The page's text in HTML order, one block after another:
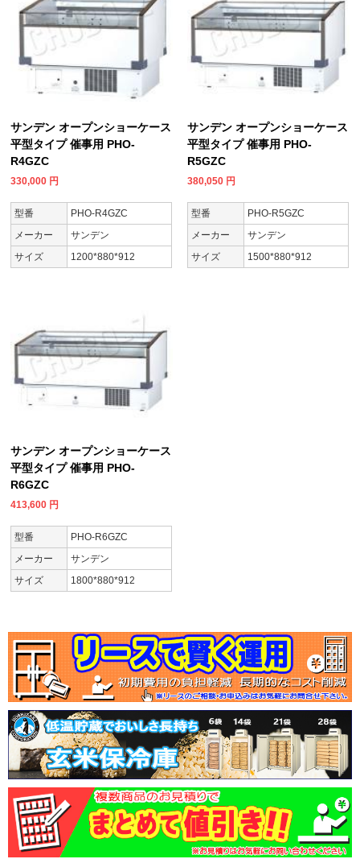
サンデン オープンショーケース
平型タイプ 催事用 PHO-
R4GZC
330,000 円
型番
PHO-R4GZC
メーカー
サンデン
サイズ
1200*880*912
サンデン オープンショーケース
平型タイプ 催事用 PHO-
R5GZC
380,050 円
型番
PHO-R5GZC
メーカー
サンデン
サイズ
1500*880*912
サンデン オープンショーケース
平型タイプ 催事用 PHO-
R6GZC
413,600 円
型番
PHO-R6GZC
メーカー
サンデン
サイズ
1800*880*912